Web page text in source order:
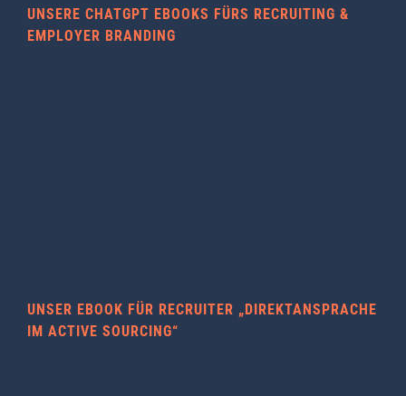
UNSERE CHATGPT EBOOKS FÜRS RECRUITING &
EMPLOYER BRANDING
UNSER EBOOK FÜR RECRUITER „DIREKTANSPRACHE
IM ACTIVE SOURCING“